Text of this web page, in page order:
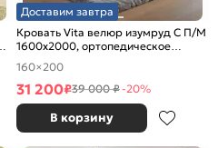
Доставим завтра
Кровать Vita велюр изумруд С П/М
1600x2000, ортопедическое
основание, изголовье мягкое
160×200
31 200₽39 000 ₽-20%
В корзину